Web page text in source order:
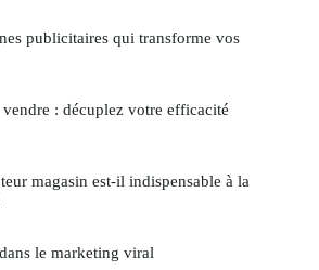
publicitaires qui transforme vos
: décuplez votre efficacité
magasin est-il indispensable à la
le marketing viral